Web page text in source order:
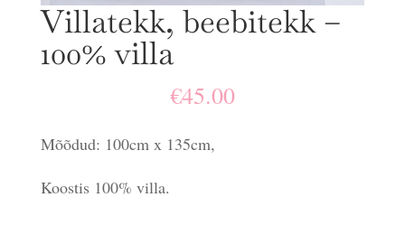
Villatekk, beebitekk –
100% villa
€45.00
Mõõdud: 100cm x 135cm,
Koostis 100% villa.